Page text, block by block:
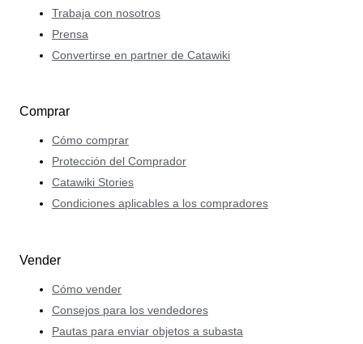
Trabaja con nosotros
Prensa
Convertirse en partner de Catawiki
Comprar
Cómo comprar
Protección del Comprador
Catawiki Stories
Condiciones aplicables a los compradores
Vender
Cómo vender
Consejos para los vendedores
Pautas para enviar objetos a subasta